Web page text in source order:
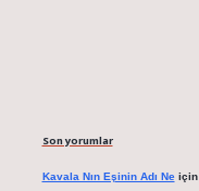
Son yorumlar
Kavala Nın Eşinin Adı Neiçin